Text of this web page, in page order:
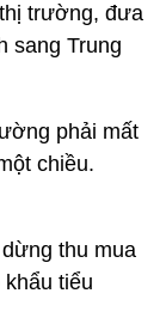
trường, đưa
sang Trung
phải mất
chiều.
thu mua
tiểu